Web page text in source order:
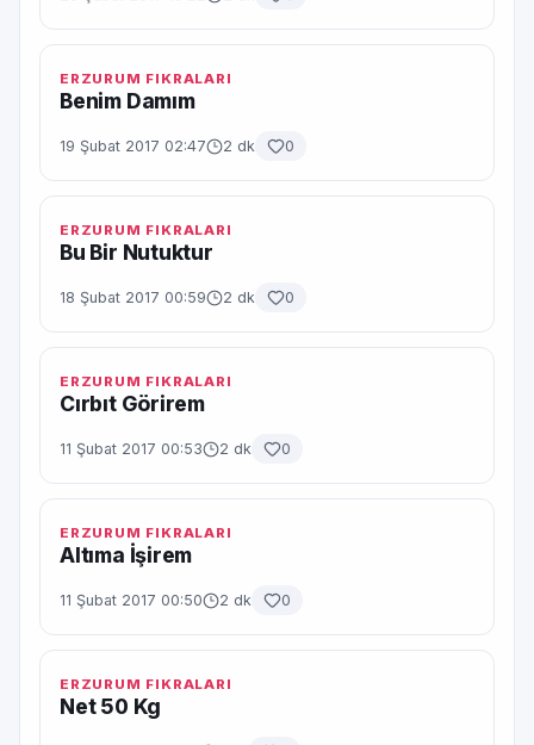
ERZURUM FIKRALARI
Benim Damım
19 Şubat 2017 02:47 2 dk 0
ERZURUM FIKRALARI
Bu Bir Nutuktur
18 Şubat 2017 00:59 2 dk 0
ERZURUM FIKRALARI
Cırbıt Görirem
11 Şubat 2017 00:53 2 dk 0
ERZURUM FIKRALARI
Altıma İşirem
11 Şubat 2017 00:50 2 dk 0
ERZURUM FIKRALARI
Net 50 Kg